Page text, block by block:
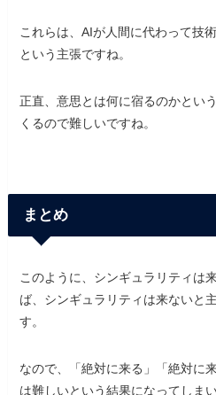
これらは、AIが人間に代わって技
という主張ですね。
正直、意思とは何に宿るのかとい
くるので難しいですね。
まとめ
このように、シンギュラリティは
ば、シンギュラリティは来ないと
す。
なので、「絶対に来る」「絶対に
は難しいという結果になってしまい